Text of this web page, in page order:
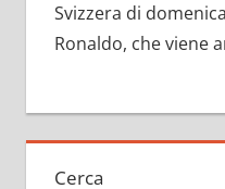
Svizzera di
Ronaldo, che viene
Cerca